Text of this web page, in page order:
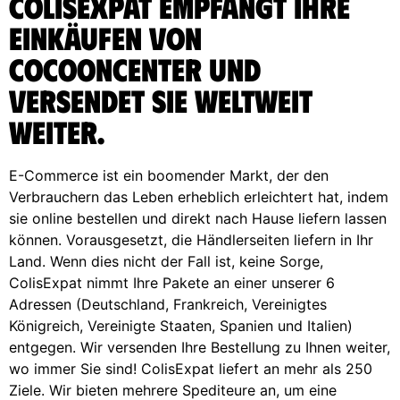
Einkäufen von
Cocooncenter und
versendet sie weltweit
weiter.
E-Commerce ist ein boomender Markt, der den
Verbrauchern das Leben erheblich erleichtert hat, indem
sie online bestellen und direkt nach Hause liefern lassen
können. Vorausgesetzt, die Händlerseiten liefern in Ihr
Land. Wenn dies nicht der Fall ist, keine Sorge,
ColisExpat nimmt Ihre Pakete an einer unserer 6
Adressen (Deutschland, Frankreich, Vereinigtes
Königreich, Vereinigte Staaten, Spanien und Italien)
entgegen. Wir versenden Ihre Bestellung zu Ihnen weiter,
wo immer Sie sind! ColisExpat liefert an mehr als 250
Ziele. Wir bieten mehrere Spediteure an, um eine